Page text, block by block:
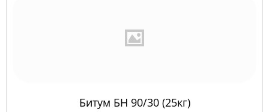
Битум БН 90/30 (25кг)